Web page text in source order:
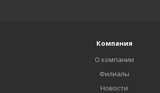
Компания
О компании
Филиалы
Новости